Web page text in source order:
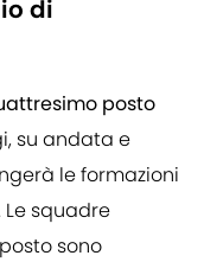
di
posto
su andata e
le formazioni
squadre
sono